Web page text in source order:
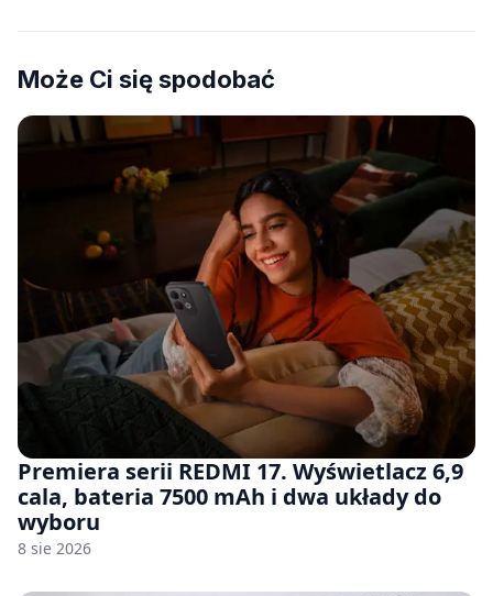
Może Ci się spodobać
Premiera serii REDMI 17. Wyświetlacz 6,9
cala, bateria 7500 mAh i dwa układy do
wyboru
8 sie 2026